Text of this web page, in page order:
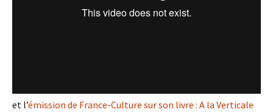
et l’émission de France-Culture sur son livre : A la Verticale